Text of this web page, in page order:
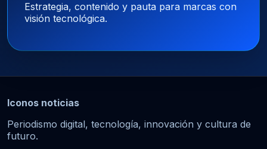
Estrategia, contenido y pauta para marcas con
visión tecnológica.
Iconos noticias
Periodismo digital, tecnología, innovación y cultura de
futuro.